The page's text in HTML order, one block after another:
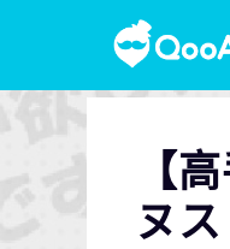
【
ヌ